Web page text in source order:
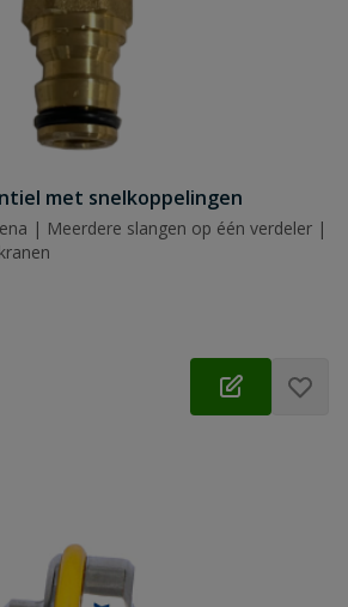
met snelkoppelingen
| Meerdere slangen op één verdeler |